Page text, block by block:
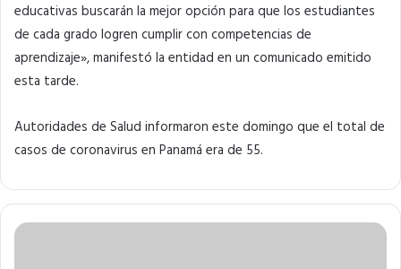
educativas buscarán la mejor opción para que los estudiantes
de cada grado logren cumplir con competencias de
aprendizaje», manifestó la entidad en un comunicado emitido
esta tarde.
Autoridades de Salud informaron este domingo que el total de
casos de coronavirus en Panamá era de 55.